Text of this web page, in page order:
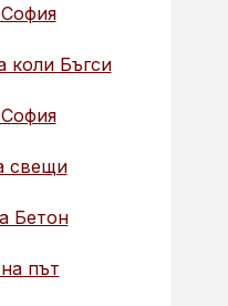
коли Бъгси
свещи
Бетон
път